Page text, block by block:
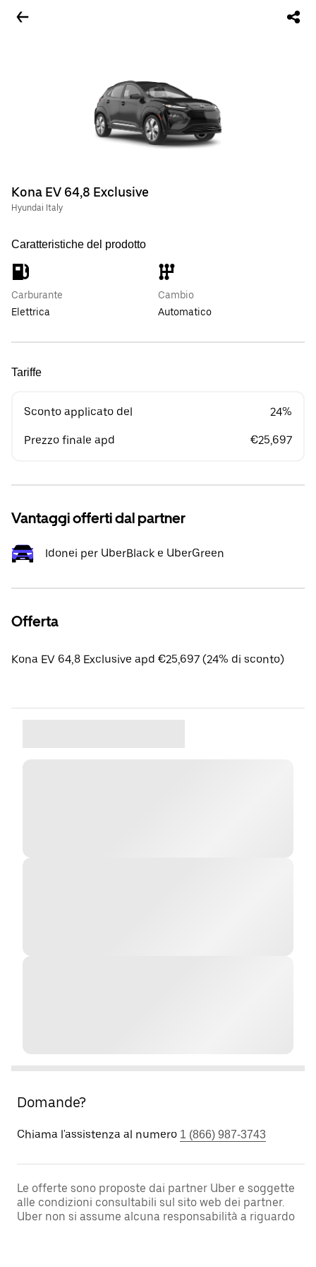
Kona EV 64,8 Exclusive
Hyundai Italy
Caratteristiche del prodotto
Carburante
Elettrica
Cambio
Automatico
Tariffe
Sconto applicato del 24%
Prezzo finale apd €25,697
Vantaggi offerti dal partner
Idonei per UberBlack e UberGreen
Offerta
Kona EV 64,8 Exclusive apd €25,697 (24% di sconto)
Domande?
Chiama l'assistenza al numero 1 (866) 987-3743
Le offerte sono proposte dai partner Uber e soggette
alle condizioni consultabili sul sito web dei partner.
Uber non si assume alcuna responsabilità a riguardo